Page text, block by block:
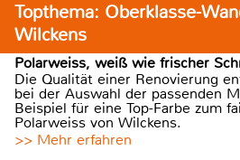
Topthema: Oberklasse-
Wilckens
Polarweiss, weiß wie frischer
Die Qualität einer Renovierung
bei der Auswahl der passenden
Beispiel für eine Top-Farbe zum
Polarweiss von Wilckens.
>> Mehr erfahren